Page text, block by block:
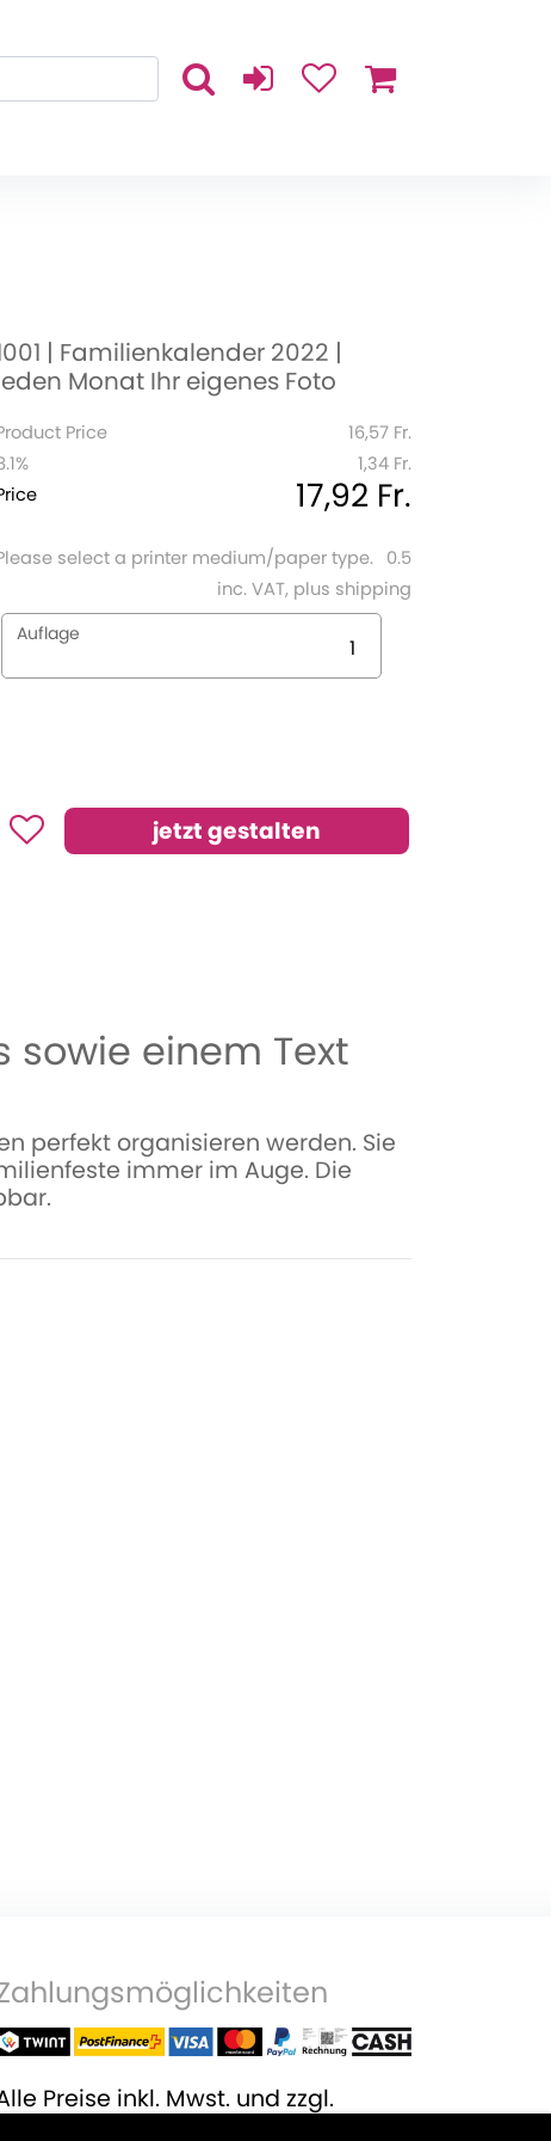
| Familienkalender 2022 |
Monat Ihr eigenes Foto
Price
16,57 Fr.
1,34 Fr.
17,92 Fr.
select a printer medium/paper type. 0.5
inc. VAT, plus shipping
Auflage
sowie einem Text
perfekt organisieren werden. Sie
immer im Auge. Die
Preise inkl. Mwst. und zzgl.